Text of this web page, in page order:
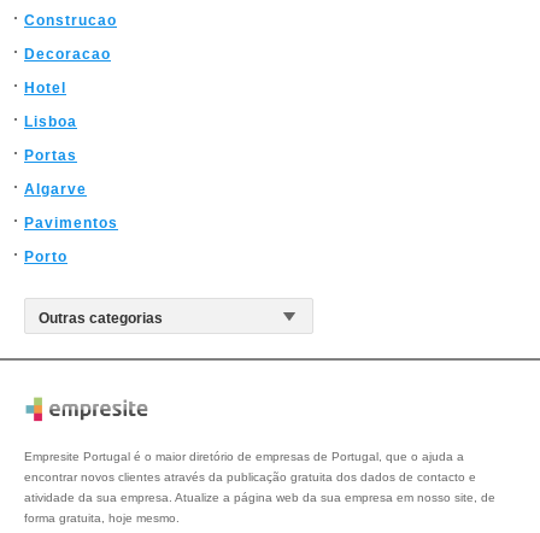
Construcao
Decoracao
Hotel
Lisboa
Portas
Algarve
Pavimentos
Porto
Empresite Portugal é o maior diretório de empresas de Portugal, que o ajuda a
encontrar novos clientes através da publicação gratuita dos dados de contacto e
atividade da sua empresa. Atualize a página web da sua empresa em nosso site, de
forma gratuita, hoje mesmo.